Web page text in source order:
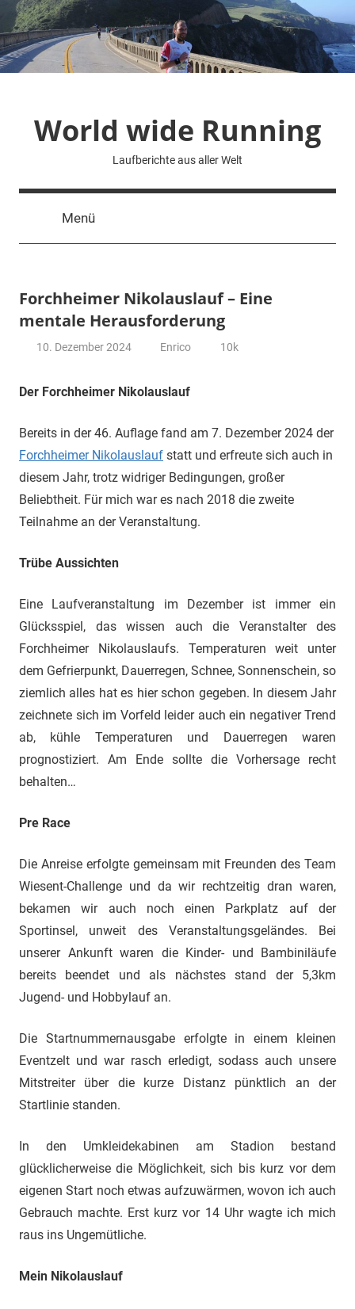
Zum
Inhalt
springen
World wide Running
Laufberichte aus aller Welt
Menü
Forchheimer Nikolauslauf – Eine
mentale Herausforderung
10. Dezember 2024 Enrico 10k
Der Forchheimer Nikolauslauf
Bereits in der 46. Auflage fand am 7. Dezember 2024 der
Forchheimer Nikolauslauf statt und erfreute sich auch in
diesem Jahr, trotz widriger Bedingungen, großer
Beliebtheit. Für mich war es nach 2018 die zweite
Teilnahme an der Veranstaltung.
Trübe Aussichten
Eine Laufveranstaltung im Dezember ist immer ein
Glücksspiel, das wissen auch die Veranstalter des
Forchheimer Nikolauslaufs. Temperaturen weit unter
dem Gefrierpunkt, Dauerregen, Schnee, Sonnenschein, so
ziemlich alles hat es hier schon gegeben. In diesem Jahr
zeichnete sich im Vorfeld leider auch ein negativer Trend
ab, kühle Temperaturen und Dauerregen waren
prognostiziert. Am Ende sollte die Vorhersage recht
behalten…
Pre Race
Die Anreise erfolgte gemeinsam mit Freunden des Team
Wiesent-Challenge und da wir rechtzeitig dran waren,
bekamen wir auch noch einen Parkplatz auf der
Sportinsel, unweit des Veranstaltungsgeländes. Bei
unserer Ankunft waren die Kinder- und Bambiniläufe
bereits beendet und als nächstes stand der 5,3km
Jugend- und Hobbylauf an.
Die Startnummernausgabe erfolgte in einem kleinen
Eventzelt und war rasch erledigt, sodass auch unsere
Mitstreiter über die kurze Distanz pünktlich an der
Startlinie standen.
In den Umkleidekabinen am Stadion bestand
glücklicherweise die Möglichkeit, sich bis kurz vor dem
eigenen Start noch etwas aufzuwärmen, wovon ich auch
Gebrauch machte. Erst kurz vor 14 Uhr wagte ich mich
raus ins Ungemütliche.
Mein Nikolauslauf